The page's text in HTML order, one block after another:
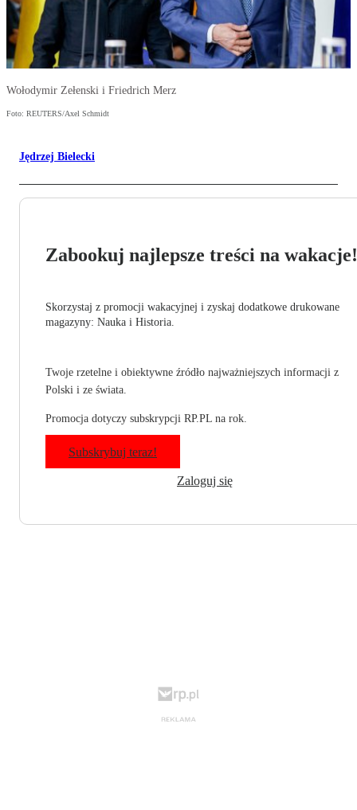
Wołodymir Zełenski i Friedrich Merz
Foto: REUTERS/Axel Schmidt
Jędrzej Bielecki
Zabookuj najlepsze treści na wakacje!
Skorzystaj z promocji wakacyjnej i zyskaj dodatkowe drukowane
magazyny: Nauka i Historia.
Twoje rzetelne i obiektywne źródło najważniejszych informacji z
Polski i ze świata.
Promocja dotyczy subskrypcji RP.PL na rok.
Subskrybuj teraz!
Zaloguj się